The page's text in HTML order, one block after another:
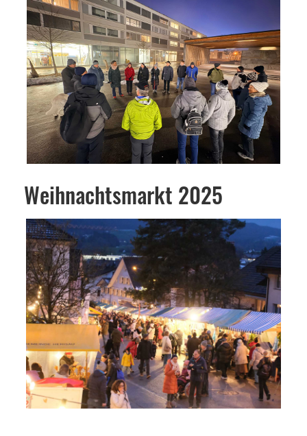
Weihnachtsmarkt 2025